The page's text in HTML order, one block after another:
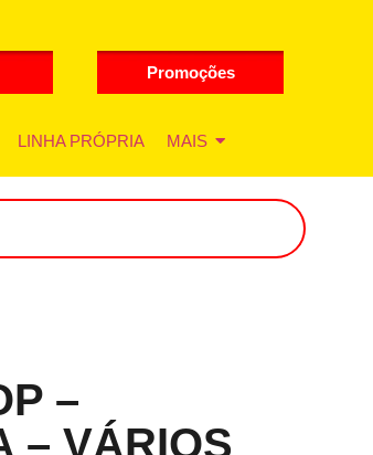
Promoções
LINHA PRÓPRIA MAIS
–
– VÁRIOS